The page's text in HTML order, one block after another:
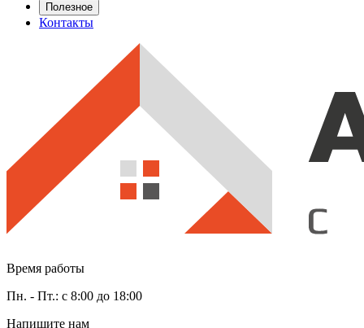
Полезное
Контакты
Время работы
Пн. - Пт.: с 8:00 до 18:00
Напишите нам